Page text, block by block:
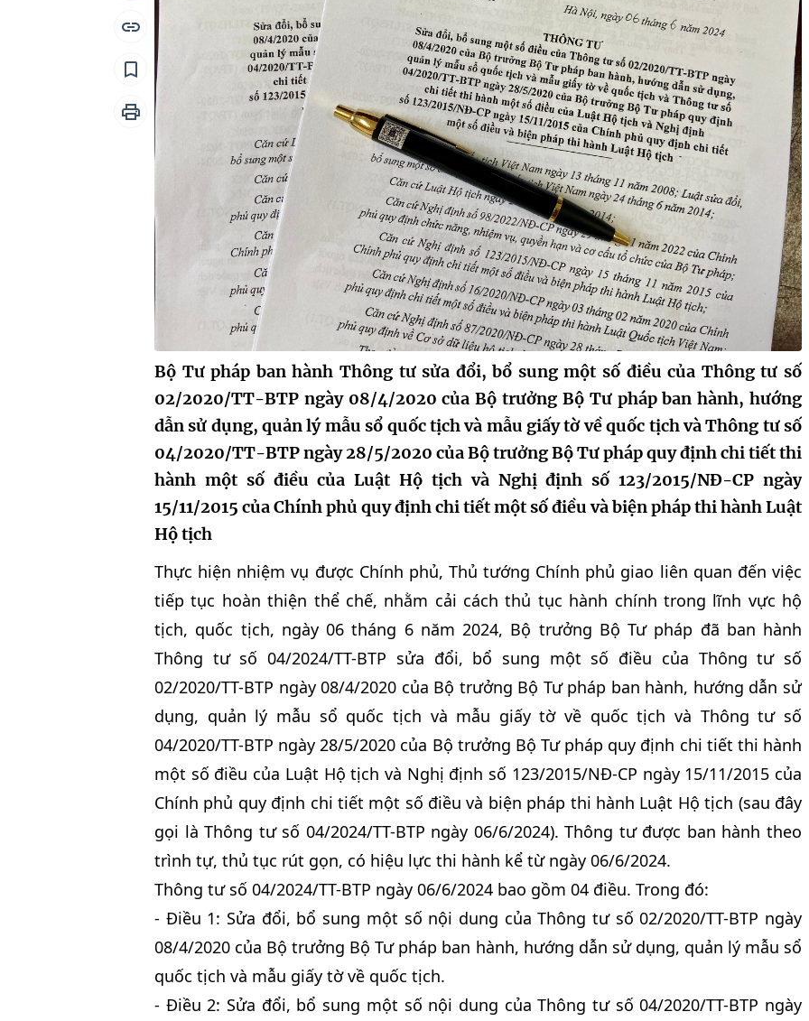
Bộ Tư pháp ban hành Thông tư sửa đổi, bổ sung một số điều của Thông tư số
02/2020/TT-BTP ngày 08/4/2020 của Bộ trưởng Bộ Tư pháp ban hành, hướng
dẫn sử dụng, quản lý mẫu sổ quốc tịch và mẫu giấy tờ về quốc tịch và Thông tư số
04/2020/TT-BTP ngày 28/5/2020 của Bộ trưởng Bộ Tư pháp quy định chi tiết thi
hành một số điều của Luật Hộ tịch và Nghị định số 123/2015/NĐ-CP ngày
15/11/2015 của Chính phủ quy định chi tiết một số điều và biện pháp thi hành Luật
Hộ tịch
Thực hiện nhiệm vụ được Chính phủ, Thủ tướng Chính phủ giao liên quan đến việc
tiếp tục hoàn thiện thể chế, nhằm cải cách thủ tục hành chính trong lĩnh vực hộ
tịch, quốc tịch, ngày 06 tháng 6 năm 2024, Bộ trưởng Bộ Tư pháp đã ban hành
Thông tư số 04/2024/TT-BTP sửa đổi, bổ sung một số điều của Thông tư số
02/2020/TT-BTP ngày 08/4/2020 của Bộ trưởng Bộ Tư pháp ban hành, hướng dẫn sử
dụng, quản lý mẫu sổ quốc tịch và mẫu giấy tờ về quốc tịch và Thông tư số
04/2020/TT-BTP ngày 28/5/2020 của Bộ trưởng Bộ Tư pháp quy định chi tiết thi hành
một số điều của Luật Hộ tịch và Nghị định số 123/2015/NĐ-CP ngày 15/11/2015 của
Chính phủ quy định chi tiết một số điều và biện pháp thi hành Luật Hộ tịch (sau đây
gọi là Thông tư số 04/2024/TT-BTP ngày 06/6/2024). Thông tư được ban hành theo
trình tự, thủ tục rút gọn, có hiệu lực thi hành kể từ ngày 06/6/2024.
Thông tư số 04/2024/TT-BTP ngày 06/6/2024 bao gồm 04 điều. Trong đó:
- Điều 1: Sửa đổi, bổ sung một số nội dung của Thông tư số 02/2020/TT-BTP ngày
08/4/2020 của Bộ trưởng Bộ Tư pháp ban hành, hướng dẫn sử dụng, quản lý mẫu sổ
quốc tịch và mẫu giấy tờ về quốc tịch.
- Điều 2: Sửa đổi, bổ sung một số nội dung của Thông tư số 04/2020/TT-BTP ngày